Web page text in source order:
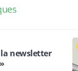
newsletter